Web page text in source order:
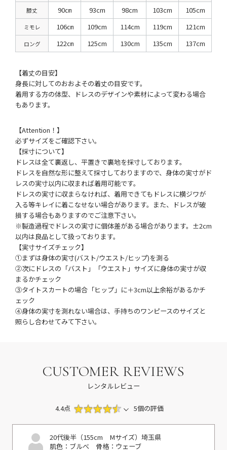
膝丈
90㎝ 93cm 98cm 103cm 105cm
ミモレ 106㎝ 109cm 114cm 119cm 121cm
ロング 122㎝ 125cm 130cm 135cm 137cm
【着丈の目安】
身長に対してのおおよその着丈の目安です。
着用する方の体型、ドレスのデザインや素材によって変わる場合
もあります。
【Attention！】
必ずサイズをご確認下さい。
【採寸について】
ドレスは全て裏返し、平置きで裏地を採寸しております。
ドレスを自然な形に整えて採寸しておりますので、身体の実寸がド
レスの実寸以内に収まれば着用可能です。
ドレスの実寸に収まらなければ、着用できてもドレスに横ジワが
入る等キレイに着こなせない場合があります。また、ドレスが破
損する場合もありますのでご注意下さい。
※製造過程でドレスの実寸に個体差がある場合があります。±2cm
以内は良品として扱っております。
【実寸サイズチェック】
①まずは身体の実寸(バスト/ウエスト/ヒップ)を測る
②次にドレスの「バスト」「ウエスト」サイズに身体の実寸が収
まるかチェック
③タイトスカートの場合「ヒップ」に＋3cm以上余裕があるかチ
ェック
④身体の実寸を測れない場合は、手持ちのワンピースのサイズと
照らし合わせてみて下さい。
CUSTOMER REVIEWS
レンタルレビュー
4.4点 5個の評価
20代後半（155cm Mサイズ） 埼玉県
肌色：ブルべ 骨格：ウェーブ